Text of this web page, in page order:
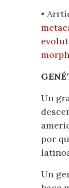
•
Un
por
Un